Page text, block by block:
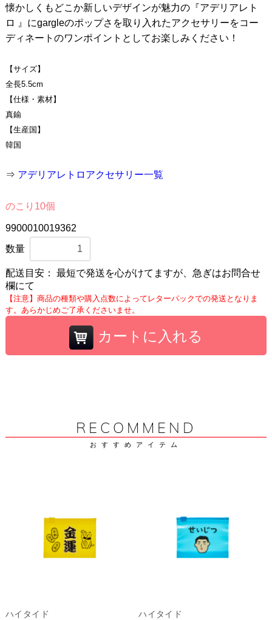
懐かしくもどこか新しいデザインが魅力の『アデリアレト
ロ 』にgargleのポップさを取り入れたアクセサリーをコー
ディネートのワンポイントとしてお楽しみください！
【サイズ】
全長5.5cm
【仕様・素材】
真鍮
【生産国】
韓国
⇒ アデリアレトロアクセサリー一覧
のこり10個
9900010019362
数量
配送目安： 最短で発送を心がけてますが、急ぎはお問合せ
欄にて
【注意】商品の種類や購入点数によってレターパックでの発送となりま
す。あらかじめご了承くださいませ。
カートに入れる
RECOMMEND
おすすめアイテム
ハイタイド
ハイタイド